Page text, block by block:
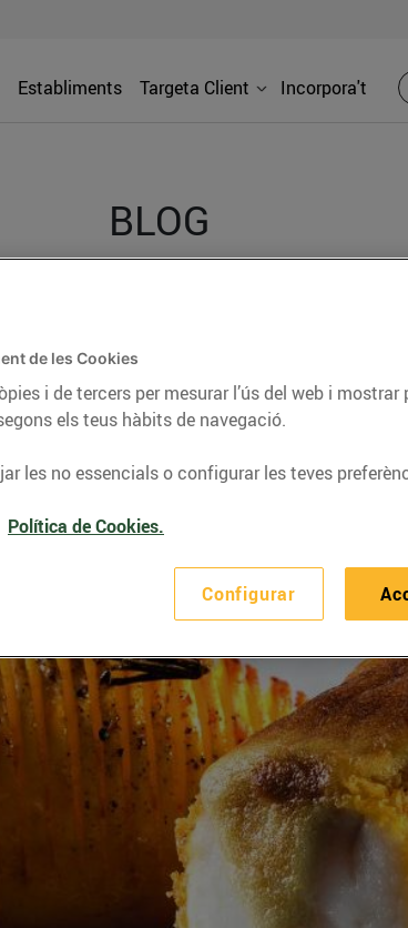
Establiments Targeta Client Incorpora't
BLOG
nutricionals, informació d’actualitat
nostre territori i molts altres temes.
de les Cookies
i de tercers per mesurar l’ús del web i
els teus hàbits de navegació.
les no essencials o configurar les teves
Política de Cookies.
Configurar